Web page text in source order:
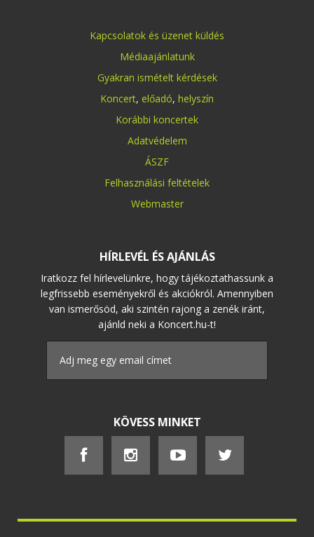
Kapcsolatok és üzenet küldés
Médiaajánlatunk
Gyakran ismételt kérdések
Koncert, előadó, helyszín
Korábbi koncertek
Adatvédelem
ÁSZF
Felhasználási feltételek
Webmaster
HÍRLEVÉL ÉS AJÁNLÁS
Iratkozz fel hírlevelünkre, hogy tájékoztathassunk a
legfrissebb eseményekről és akciókról. Amennyiben
van ismerősöd, aki szintén rajong a zenék iránt,
ajánld neki a Koncert.hu-t!
KÖVESS MINKET